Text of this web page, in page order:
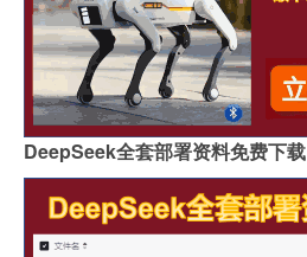
DeepSeek全套部署资料免费下载